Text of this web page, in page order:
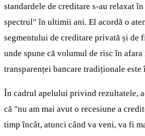
standardele de creditare s-au relaxat
spectrul" în ultimii ani. El acordă o
segmentului de creditare privată și de
unde spune că volumul de risc în
transparenței bancare tradiționale este
În cadrul apelului privind rezultatele,
că "nu am mai avut o recesiune a
timp încât, atunci când va veni, va fi